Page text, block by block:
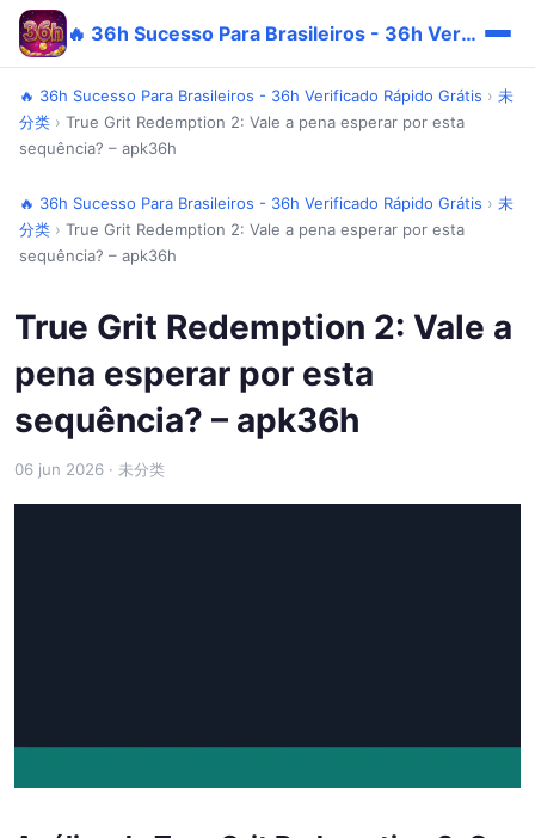
🔥 36h Sucesso Para Brasileiros - 36h Verificado Rápido Grátis
🔥 36h Sucesso Para Brasileiros - 36h Verificado Rápido Grátis › 未
分类 › True Grit Redemption 2: Vale a pena esperar por esta
sequência? – apk36h
🔥 36h Sucesso Para Brasileiros - 36h Verificado Rápido Grátis › 未
分类 › True Grit Redemption 2: Vale a pena esperar por esta
sequência? – apk36h
True Grit Redemption 2: Vale a
pena esperar por esta
sequência? – apk36h
06 jun 2026 · 未分类